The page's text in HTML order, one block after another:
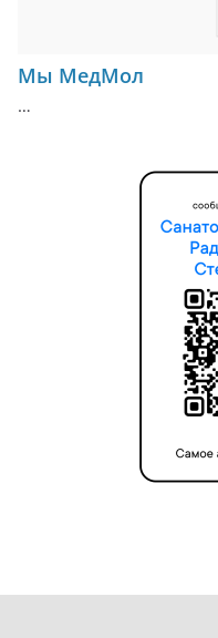
Мы МедМол
…